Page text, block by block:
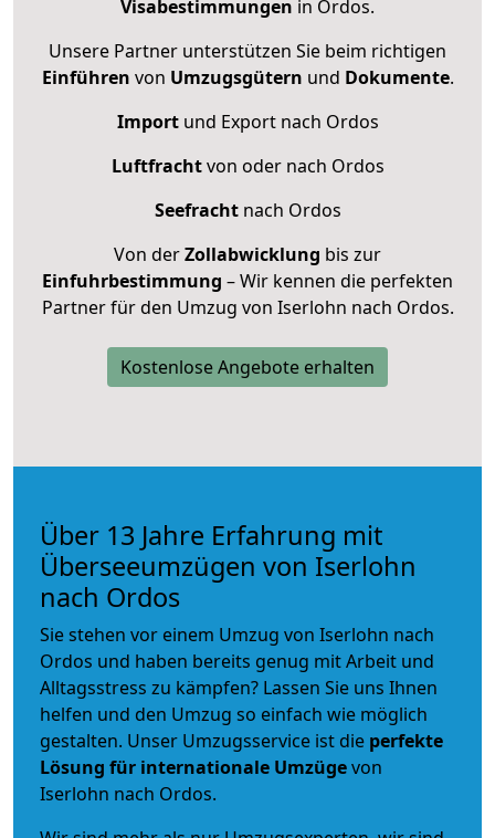
Visabestimmungen in Ordos.
Unsere Partner unterstützen Sie beim richtigen
Einführen von Umzugsgütern und Dokumente.
Importund Export nach Ordos
Luftfrachtvon oder nach Ordos
Seefrachtnach Ordos
Von derZollabwicklung bis zur
Einfuhrbestimmung – Wir kennen die perfekten
Partner für den Umzug von Iserlohn nach Ordos.
Kostenlose Angebote erhalten
Über 13 Jahre Erfahrung mit
Überseeumzügen von Iserlohn
nach Ordos
Sie stehen vor einem Umzug von Iserlohn nach
Ordos und haben bereits genug mit Arbeit und
Alltagsstress zu kämpfen? Lassen Sie uns Ihnen
helfen und den Umzug so einfach wie möglich
gestalten. Unser Umzugsservice ist die perfekte
Lösung für internationale Umzügevon
Iserlohn nach Ordos.